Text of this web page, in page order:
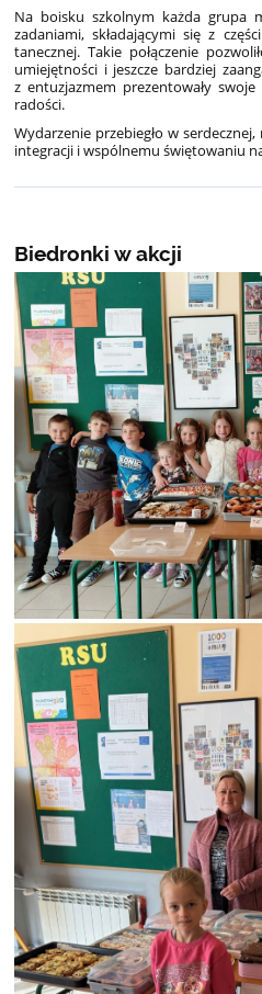
Na boisku szkolnym każda grupa
zadaniami, składającymi się z
tanecznej. Takie połączenie
umiejętności i jeszcze bardziej
z entuzjazmem prezentowały
radości.
Wydarzenie przebiegło w
integracji i wspólnemu świętowaniu
Biedronki w akcji